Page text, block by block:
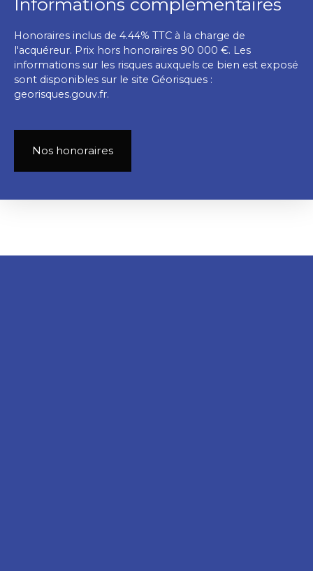
Honoraires inclus de 4.44% TTC à la charge de
l'acquéreur. Prix hors honoraires 90 000 €. Les
informations sur les risques auxquels ce bien est exposé
sont disponibles sur le site Géorisques :
georisques.gouv.fr.
Nos honoraires